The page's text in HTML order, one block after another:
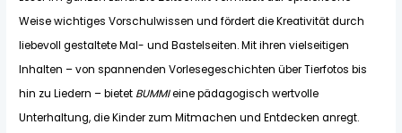
Weise wichtiges Vorschulwissen und fördert die Kreativität durch
liebevoll gestaltete Mal- und Bastelseiten. Mit ihren vielseitigen
Inhalten – von spannenden Vorlesegeschichten über Tierfotos bis
hin zu Liedern – bietet BUMMIeine pädagogisch wertvolle
Unterhaltung, die Kinder zum Mitmachen und Entdecken anregt.